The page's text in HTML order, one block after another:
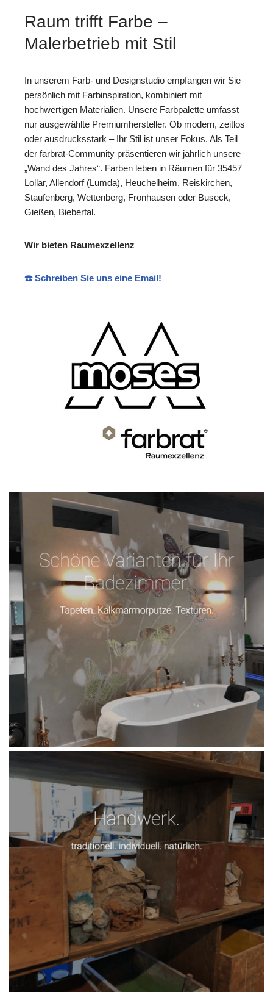
Raum trifft Farbe –
Malerbetrieb mit Stil
In unserem Farb- und Designstudio empfangen wir Sie
persönlich mit Farbinspiration, kombiniert mit
hochwertigen Materialien. Unsere Farbpalette umfasst
nur ausgewählte Premiumhersteller. Ob modern, zeitlos
oder ausdrucksstark – Ihr Stil ist unser Fokus. Als Teil
der farbrat-Community präsentieren wir jährlich unsere
„Wand des Jahres“. Farben leben in Räumen für 35457
Lollar, Allendorf (Lumda), Heuchelheim, Reiskirchen,
Staufenberg, Wettenberg, Fronhausen oder Buseck,
Gießen, Biebertal.
Wir bieten Raumexzellenz
☎️ Schreiben Sie uns eine Email!